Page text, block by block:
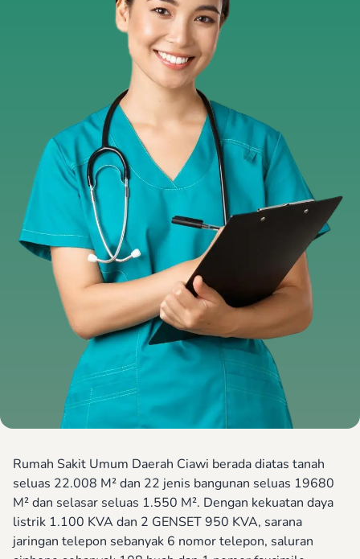
Rumah Sakit Umum Daerah Ciawi berada diatas tanah
seluas 22.008 M² dan 22 jenis bangunan seluas 19680
M² dan selasar seluas 1.550 M². Dengan kekuatan daya
listrik 1.100 KVA dan 2 GENSET 950 KVA, sarana
jaringan telepon sebanyak 6 nomor telepon, saluran